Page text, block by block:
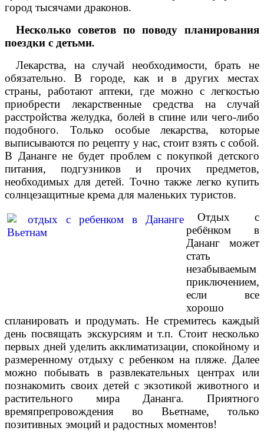
город тысячами драконов.
Несколько советов по поводу планирования
поездки с детьми.
Лекарства, на случай необходимости, брать не
обязательно. В городе, как и в других местах
страны, работают аптеки, где можно с легкостью
приобрести лекарственные средства на случай
расстройства желудка, болей в спине или чего-либо
подобного. Только особые лекарства, которые
выписываются по рецепту у нас, стоит взять с собой.
В Дананге не будет проблем с покупкой детского
питания, подгузников и прочих предметов,
необходимых для детей. Точно также легко купить
солнцезащитные крема для маленьких туристов.
Отдых с
ребёнком в
Дананг может
стать
незабываемым
приключением,
если все
хорошо
спланировать и продумать. Не стремитесь каждый
день посвящать экскурсиям и т.п. Стоит несколько
первых дней уделить акклиматизации, спокойному и
размеренному отдыху с ребенком на пляже. Далее
можно побывать в развлекательных центрах или
познакомить своих детей с экзотикой животного и
растительного мира Дананга. Приятного
времяпрепровождения во Вьетнаме, только
позитивных эмоций и радостных моментов!